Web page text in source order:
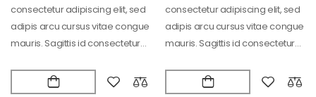
consectetur adipiscing elit, sed
adipis arcu cursus vitae congue
mauris. Sagittis id consectetur
consectetur adipiscing elit, sed
adipis arcu cursus vitae congue
mauris. Sagittis id consectetur